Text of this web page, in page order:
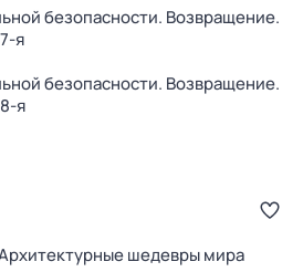
безопасности. Возвращение.
я
безопасности. Возвращение.
я
шедевры мира